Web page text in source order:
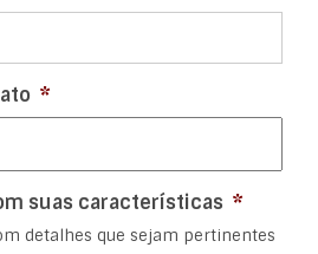
*
suas características *
detalhes que sejam pertinentes